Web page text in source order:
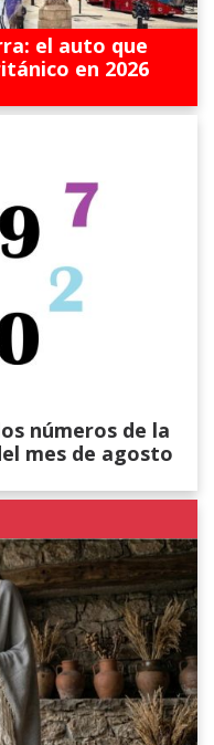
el auto que
en 2026
números de la
mes de agosto